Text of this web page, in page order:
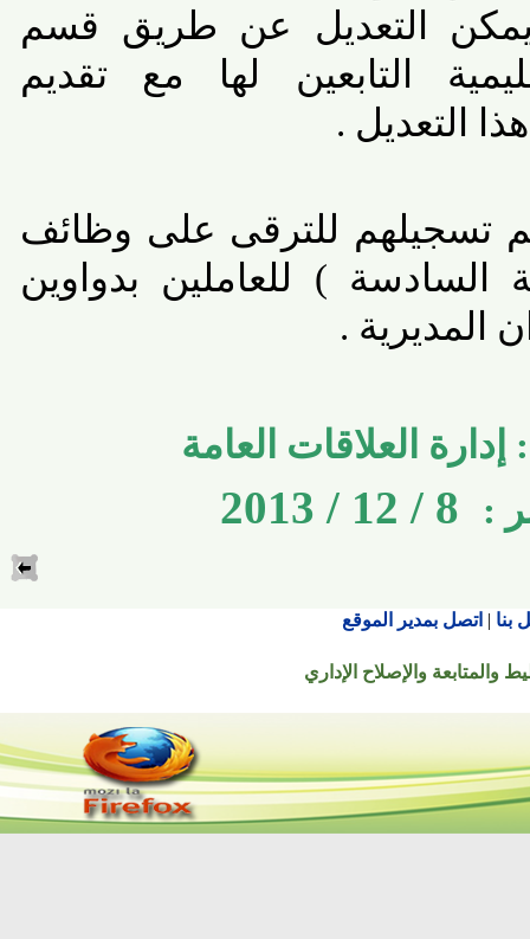
التعديل عن طريق قسم
التابعين لها مع تقديم
التعديل .
للترقى على وظائف
) للعاملين بدواوين
.
العلاقات العامة
8 / 12 / 2013
| اتصل بمدير الموقع
والإصلاح الإداري